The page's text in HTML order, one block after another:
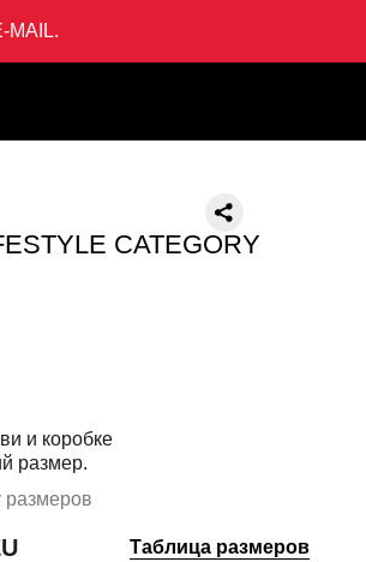
MAIL.
CATEGORY
и коробке
размер.
размеров
Таблица размеров